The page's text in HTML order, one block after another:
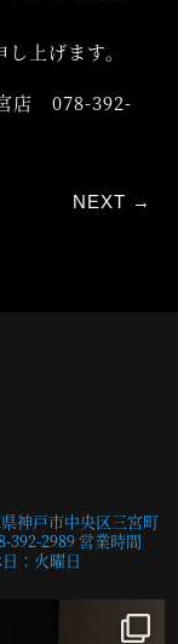
上げます。
店 078-392-
NEXT →
神戸市中央区三宮町
392-2989営業時間
：火曜日